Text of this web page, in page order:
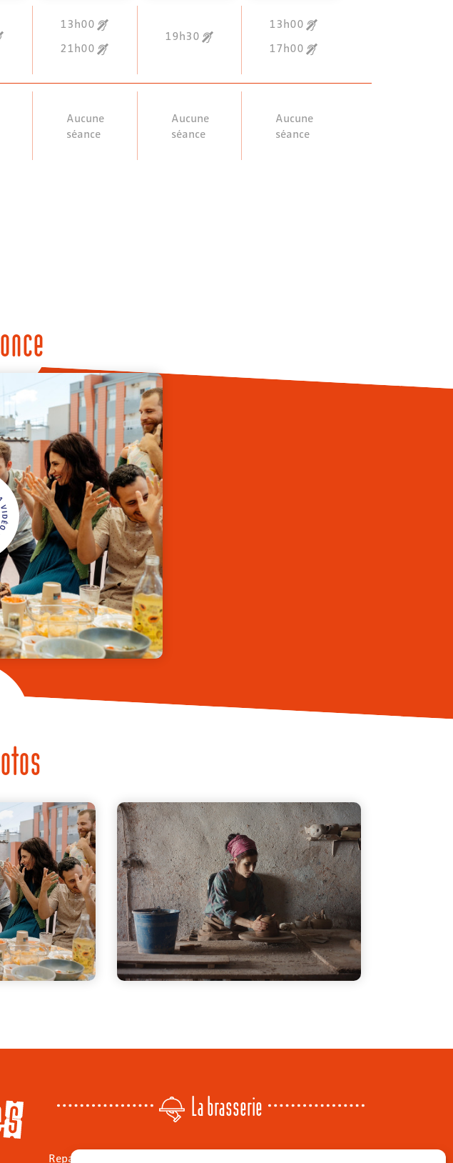
13h00
21h00
Aucune
séance
19h30
Aucune
séance
13h00
17h00
Aucune
séance
La brasserie
Repas sur place